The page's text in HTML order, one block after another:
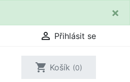
×
 Přihlásit se
shopping_cart Košík (0)